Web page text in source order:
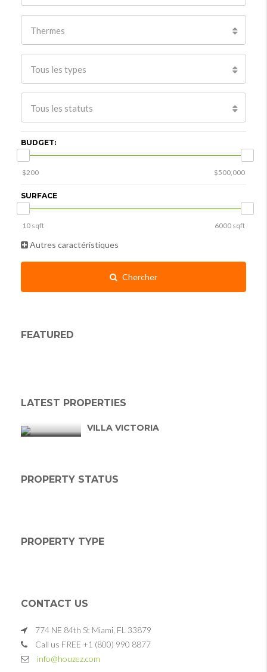
Thermes
Tous les types
Tous les statuts
BUDGET:
SURFACE
Autres caractéristiques
Chercher
FEATURED
LATEST PROPERTIES
VILLA VICTORIA
PROPERTY STATUS
PROPERTY TYPE
CONTACT US
774 NE 84th St Miami, FL 33879
Call us FREE +1 (800) 990 8877
info@houzez.com